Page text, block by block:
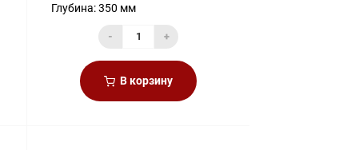
Глубина: 350 мм
- +
В корзину